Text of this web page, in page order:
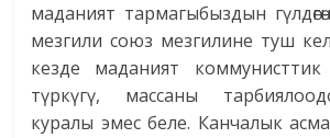
маданият тармагыбыздын
мезгили союз мезгилине туш
кезде маданият коммунисттик
түркүгү, массаны
куралы эмес беле. Канчалык